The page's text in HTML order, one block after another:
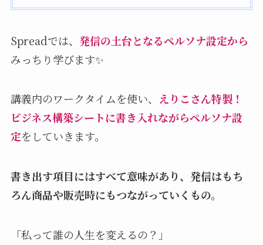
Spreadでは、 発信の土台となるペルソナ設定から
みっちり学びます✨
講義内のワークタイムを使い、 えりこさん特製！
ビジネス構築シートに書き入れながらペルソナ設
定をしていきます。
書き出す項目にはすべて意味があり、発信はもち
ろん商品や販売時にもつながっていくもの。
「私って誰の人生を変えるの？」